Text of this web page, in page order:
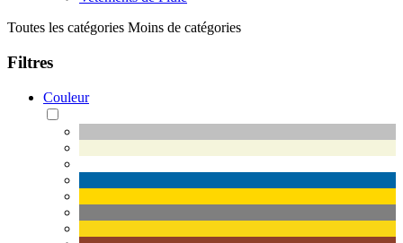
Toutes les catégories Moins de catégories
Filtres
Couleur